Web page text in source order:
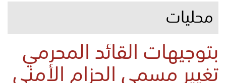
محليات
بتوجيهات القائد المحرمي
تغيير مسمى الحزام الأمني